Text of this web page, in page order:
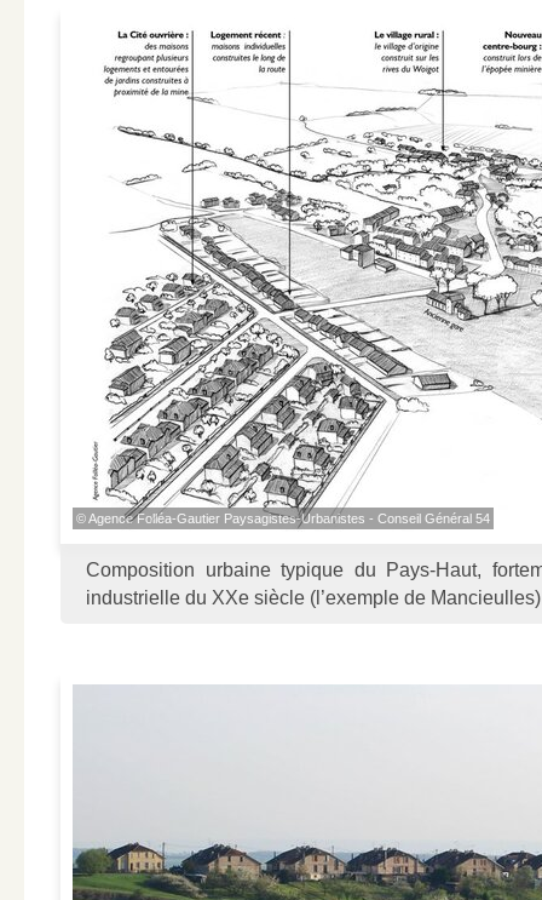
© Agence Folléa-Gautier Paysagistes-Urbanistes - Conseil Général 54
Composition urbaine typique du Pays-Haut,
industrielle du XXe siècle (l’exemple de Mancieulles)